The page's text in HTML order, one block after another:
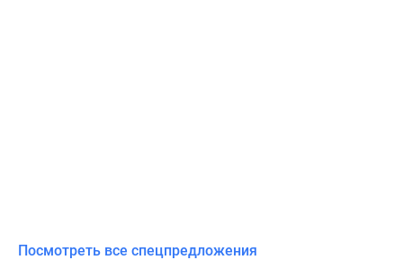
Посмотреть все спецпредложения